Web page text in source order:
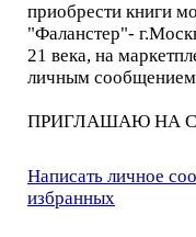
приобрести книги
"Фаланстер"-
21 века, на
личным сообщением
ПРИГЛАШАЮ НА
Написать личное
избранных